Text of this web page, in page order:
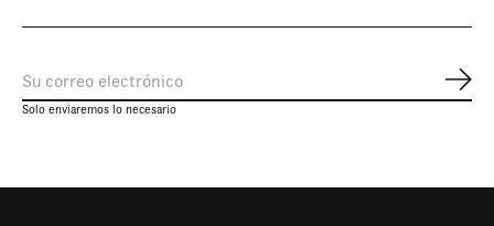
Solo enviaremos lo necesario